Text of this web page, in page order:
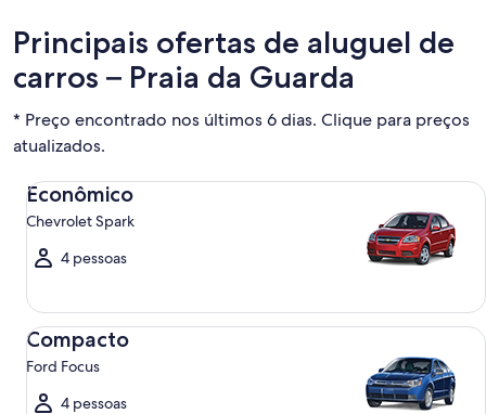
Principais ofertas de aluguel de
carros – Praia da Guarda
* Preço encontrado nos últimos 6 dias. Clique para preços
atualizados.
Econômico
Chevrolet Spark
4 pessoas
Econômico Chevrolet Spark
Compacto
Ford Focus
4 pessoas
Compacto Ford Focus